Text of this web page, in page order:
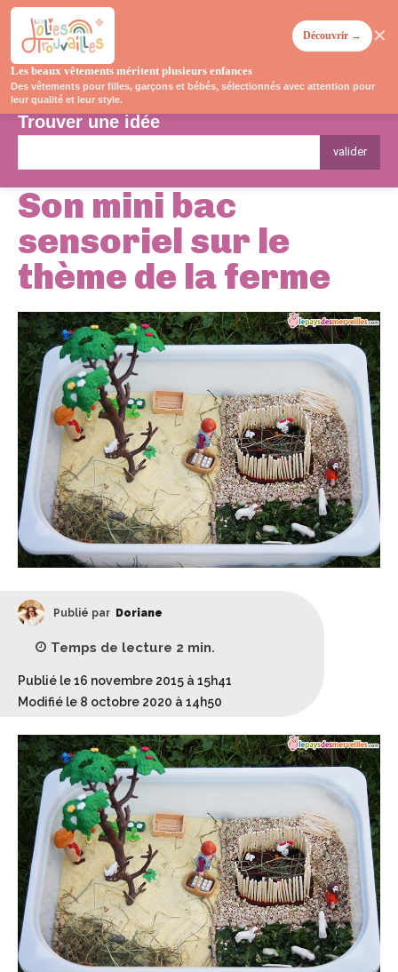
Trouver une idée
valider
Son mini bac
sensoriel sur le
thème de la ferme
Publié par Doriane
Temps de lecture 2 min.
Publié le 16 novembre 2015 à 15h41
Modifié le 8 octobre 2020 à 14h50
Les beaux vêtements méritent plusieurs enfances
Des vêtements pour filles, garçons et bébés, sélectionnés avec attention pour
leur qualité et leur style.
Découvrir → ✕